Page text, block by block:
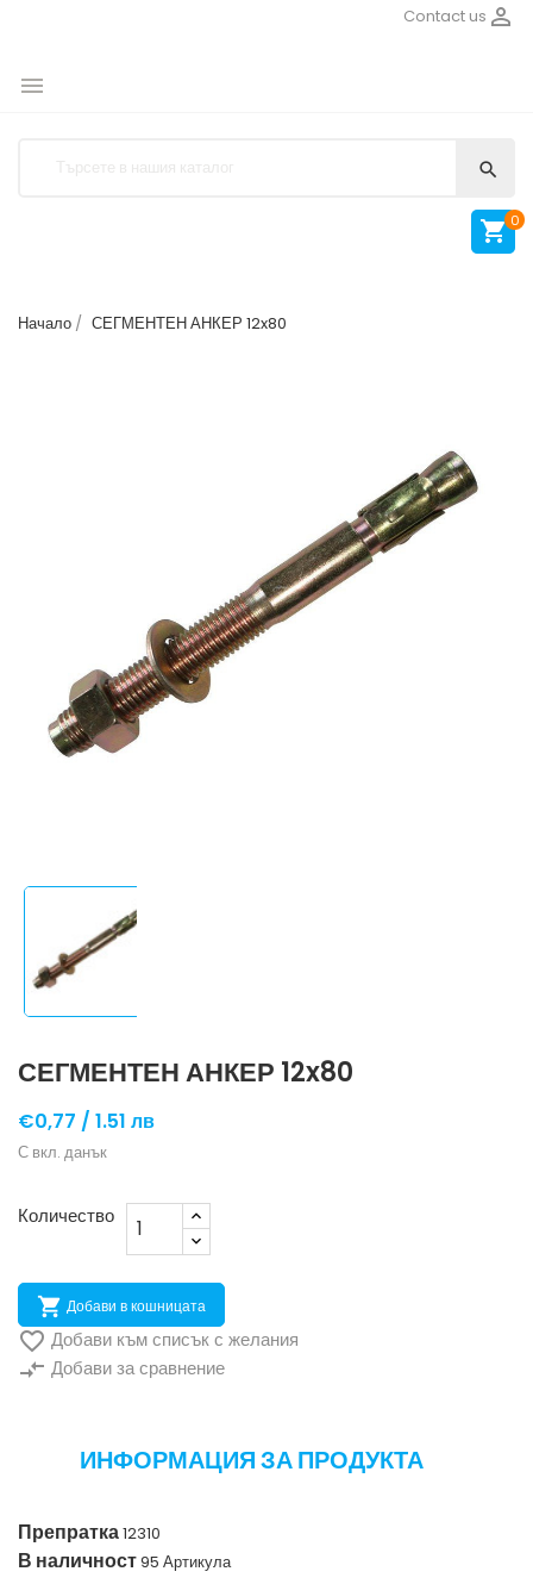

Contact us


 0
Начало СЕГМЕНТЕН АНКЕР 12x80
СЕГМЕНТЕН АНКЕР 12x80
€0,77 / 1.51 лв
С вкл. данък
Количество
 Добави в кошницата
 Добави към списък с желания
compare_arrows Добави за сравнение
ИНФОРМАЦИЯ ЗА ПРОДУКТА
Препратка12310
В наличност95 Артикула